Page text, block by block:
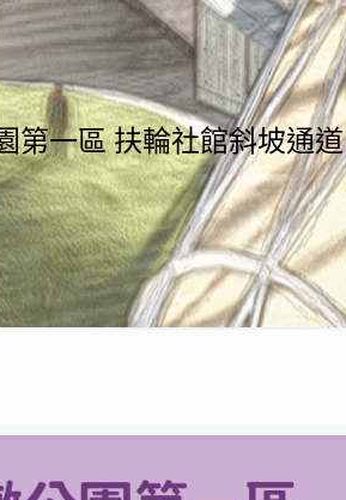
第一區 扶輪社館斜坡通道